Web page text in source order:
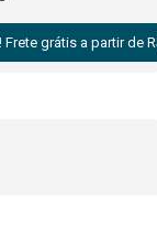
Frete grátis a partir de